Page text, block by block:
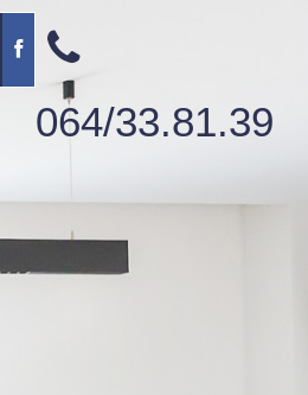
064/33.81.39